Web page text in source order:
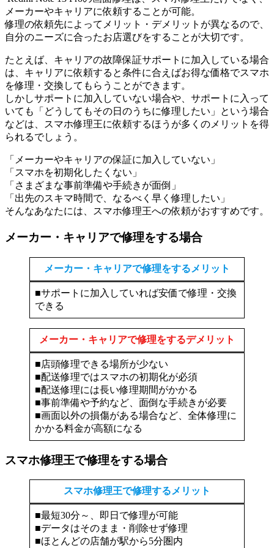
メーカーやキャリアに依頼することが可能。
修理の依頼先によってメリット・デメリットが異なるので、
自分のニーズに合ったお店選びをすることが大切です。
たとえば、キャリアの故障保証サポートに加入している場合
は、キャリアに依頼すると条件に合えばお得な価格でスマホ
を修理・交換してもらうことができます。
しかしサポートに加入していない場合や、サポートに入って
いても「どうしてもその日のうちに修理したい」という場合
などは、スマホ修理王に依頼するほうが多くのメリットを得
られるでしょう。
「メーカーやキャリアの保証に加入していない」
「スマホを初期化したくない」
「さまざまな事前準備や手続きが面倒」
「出先のスキマ時間で、なるべく早く修理したい」
そんなあなたには、スマホ修理王への依頼がおすすめです。
メーカー・キャリアで修理をする場合
メーカー・キャリアで修理をするメリット
■サポートに加入していれば安価で修理・交換
できる
メーカー・キャリアで修理をするデメリット
■店頭修理できる場所が少ない
■配送修理ではスマホの初期化が必須
■配送修理には長い修理期間がかかる
■事前準備や予約など、面倒な手続きが必要
■画面以外の損傷がある場合など、全体修理に
かかる料金が高額になる
スマホ修理王で修理をする場合
スマホ修理王で修理するメリット
■最短30分～、即日で修理が可能
■データはそのまま・削除せず修理
■ほとんどの店舗が駅から5分圏内